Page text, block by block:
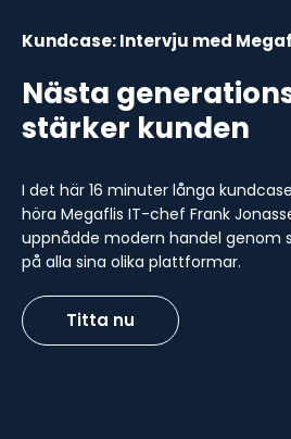
Kundcase: Intervju med
Nästa
stärker kunden
I det här 16 minuter långa
höra Megaflis IT-chef Frank
uppnådde modern handel genom
på alla sina olika plattformar.
Titta nu